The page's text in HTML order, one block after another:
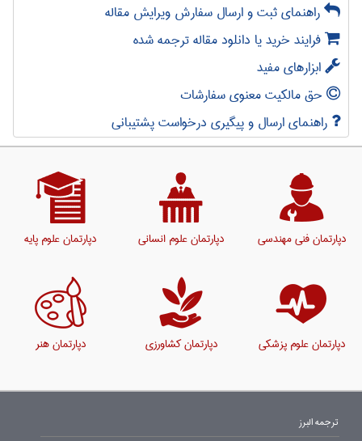
راهنمای ثبت و ارسال سفارش ویرایش مقاله
فرایند خرید یا دانلود مقاله ترجمه شده
ابزارهای مفید
حق مالکیت معنوی سفارشات
راهنمای ارسال و پیگیری درخواست پشتیبانی
دپارتمان فنی مهندسی دپارتمان علوم انسانی دپارتمان علوم پایه
دپارتمان علوم پزشکی دپارتمان کشاورزی دپارتمان هنر
ترجمه البرز